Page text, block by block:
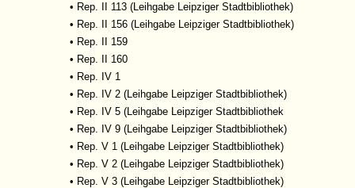
• Rep. II 113 (Leihgabe Leipziger Stadtbibliothek)
• Rep. II 156 (Leihgabe Leipziger Stadtbibliothek)
• Rep. II 159
• Rep. II 160
• Rep. IV 1
• Rep. IV 2 (Leihgabe Leipziger Stadtbibliothek)
• Rep. IV 5 (Leihgabe Leipziger Stadtbibliothek
• Rep. IV 9 (Leihgabe Leipziger Stadtbibliothek)
• Rep. V 1 (Leihgabe Leipziger Stadtbibliothek)
• Rep. V 2 (Leihgabe Leipziger Stadtbibliothek)
• Rep. V 3 (Leihgabe Leipziger Stadtbibliothek)